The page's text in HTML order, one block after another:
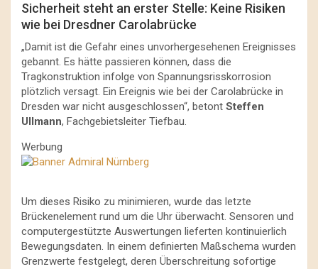
Sicherheit steht an erster Stelle: Keine Risiken
wie bei Dresdner Carolabrücke
„Damit ist die Gefahr eines unvorhergesehenen Ereignisses
gebannt. Es hätte passieren können, dass die
Tragkonstruktion infolge von Spannungsrisskorrosion
plötzlich versagt. Ein Ereignis wie bei der Carolabrücke in
Dresden war nicht ausgeschlossen“, betont Steffen
Ullmann, Fachgebietsleiter Tiefbau.
Werbung
Um dieses Risiko zu minimieren, wurde das letzte
Brückenelement rund um die Uhr überwacht. Sensoren und
computergestützte Auswertungen lieferten kontinuierlich
Bewegungsdaten. In einem definierten Maßschema wurden
Grenzwerte festgelegt, deren Überschreitung sofortige